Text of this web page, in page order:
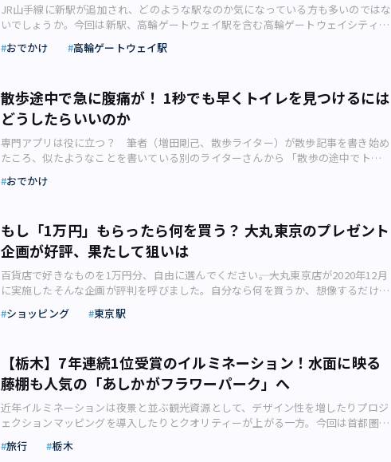
JR山手線に新駅が追加され、どのような駅なのか気になっている方も多いのではな
いでしょうか。今回は新駅、高輪ゲートウェイ駅を含む高輪ゲートウェイシティ構
想について不動産ライターの逆瀬川勇造さんがご紹介します。 2022年4月にJR東
日本が発表した「高輪ゲートウェイシティ（仮称）」構想。 JR品川車両基地の
るのか気になるという方も多いのではないでしょうか。 そこで、本記事では、
2025年度中の開業を目指す高輪ゲートウェイシティ構想についてご紹介していきま
す。 【街イメージパース】 港南側から高輪ゲートウェイ駅・４街区および３街区
建物を望む（画像：東日本旅客鉄道株式会社）高輪ゲートウェイシティとは？ 高
輪ゲートウェイシティとは、一体どのような再開発計画なのでしょうか。 高輪
ゲートウェイシティは、2022年4月にJR東日本が発表したJR品川車両基地の跡地を
利用した再開発計画であり、2025年度中の全面開業を予定しているものです。
スが生まれ続ける国際交流拠点となる街づくりを目指すとしています。 高輪ゲート
ウェイ駅前の建設現場画像：（photoAC） 街全体のデザイン構想には世界的に有
名なデザイナーによるコラボレーションとして、ピカード・チルトンと隈研吾建築
都市設計事務所を起用。商業施設、劇場などの文化施設、ホテル、オフィス、カン
ファレンスホール、高級マンションなどが整備された国内最大級の開発規模となる
ようです。 全部で4つの街区に「日本列島の島々」に見立てたデザインのビルを
建築予定であり、各建物の個性を活かしながらも「群としての一体感」を表現する
ら日本中の人や物が集まる玄関口として栄えた場所であり、日本で最初に鉄道が走
った場所としても有名です。現在も東海道新幹線やJRの各在来線、京浜急行電鉄が
乗り入れる交通の要衝としての役割も大きく、2027年にはリニア中央新幹線の開業
も予定されています。 リニア中央新幹線が開業となれば、これまで以上に交通の
要衝としての役割も大きく、国際交流拠点としての発展が期待できるエリアになる
のではないでしょうか。 高輪ゲートウェイシティの4つの街区 高輪ゲートウェイ
シティの概要をご紹介しました。 では、高輪ゲートウェイシティを構成する4つ
おでかけ 高輪ゲートウェイ駅
散歩途中で急に腹痛が！ 1秒でも早くトイレを見つけるには
どうしたらいいのか
専門アプリは役に立つ？ 筆者（増田剛己、散歩ライター）が散歩記事を書き始め
たころ、似たようなことを書いている別のライターさんから 「散歩の途中でトイ
レを見かけたら、したくなくても入っておいたほうがいい」 と教えられました。
体調が悪くなってからトイレを探すのは、確かに大変です。ということで、今回
は、「トイレマップ」が載ったスマートフォンアプリではないでしょうか。こうい
ったアプリは便利な面もありますが、頼りすぎるのはあまりお勧めできません。
ものもあれば、コンビニエンスストアを始めとする個店のトイレがずらりと載って
いるものもあります。 防犯上の理由などでトイレを貸さないコンビニエンススト
アもありますし、また、喫茶店やカフェはまだしも、ラーメン店のトイレが載って
使うときは、何らかの商品をお礼に買うようにしています。そういったことから
も、一番いいのは気兼ねなく、そして無料で使える公衆トイレということになりま
す。 ただ肝心のアプリには、そのような小さな公衆トイレがあまり載っていない
のです。 可視化されない多くのトイレ情報可視化されない多くのトイレ情報 例え
ば、台東区東上野に「龍谷寺脇公衆トイレ」という、とても小さな公衆トイレがあ
りますが、筆者が使ったアプリには載っていませんでした。トイレのある道自体は
何度も通っていましたが、トイレの存在には全く気付かなかったのです。 思わず見
おでかけ
もし「1万円」もらったら何を買う？ 大丸東京のプレゼント
企画が好評、果たして狙いは
百貨店で好きなものを1万円分、自由に選んでください――。大丸東京店が2020年12月
に実施したそんな企画が評判を呼びました。自分なら何を買うか、想像するだけで
何だか楽しい気分になってくるこの企画。どんな狙いを込めたものだったのでしょ
うか。「1万円」という設定額が絶妙 もし1万円を渡されて、「どうぞ自由に使っ
像：写真AC） ちょっと夢がふくらむそんな企画を、大丸松坂屋百貨店（江東区
木場）が運営する大丸東京店（千代田区丸の内）がこのたび実施しました。 コ
んだようです。 抽選で選ばれた100人が挑戦 2020年12月に行われたこの企画は、
事前に募集し抽選で選ばれた100人が、大丸東京店の売り場を自由に回って買い物
するというもの。 ルールは、 ・ひとつの売り場で1商品のみ ・3か所以上の売り
ショッピング 東京駅
【栃木】7年連続1位受賞のイルミネーション！水面に映る
藤棚も人気の「あしかがフラワーパーク」へ
近年イルミネーションは夜景と並ぶ観光資源として、デザイン性を増したりプロジ
ェクションマッピングを導入したりとクオリティーが上がる一方。今回は首都圏か
ら日帰りで行ける全国でも評価の高いイルミネーションについて、エデュケーショ
ナルライターの日野京子さんがご紹介します。 11月に入り、冬の足音が聞こえて
旅行 栃木